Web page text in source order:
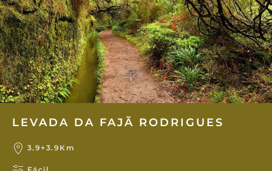
LEVADA DA FAJÃ RODRIGUES
3.9+3.9Km